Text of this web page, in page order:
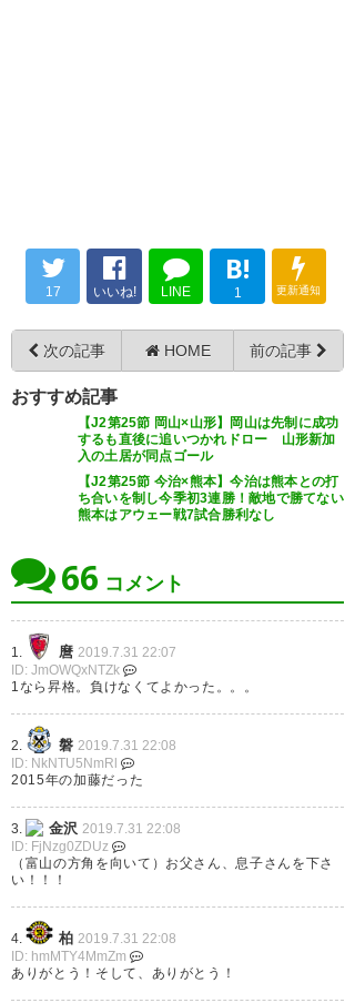
ガ同点！小屋松！！ 7月負け無
し！今年は違うね
— りく@高校サッカー
(Riku_kokosoccer)2019, 7月 31
さすがに辛い、立ち上がれん
#zweigen #ツエーゲン金沢
— at (atnk86)2019, 7月 31
負け試合引き分けに出来てよか
った。選手の皆さん、金沢まで
遠征したサポーターの皆さんお
— ちひろっそ™ (ChihiRosso_k)
2019, 7月 31
一美→小屋松⚽ #京都サンガ
す！ しかし、選手たちは最後ま
で熱いプレーをみせてくれまし
た！次節こそ勝利を掴…
https://t.co/f5c2NQ3RaH
— ツエーゲン金沢
(zweigen_staff)2019, 7月 31
ー… またもやドローゲン… ここ
で勝ちきれないチームと追い付
くチームの差が今の順位か。 次
は垣田、永遠で2点取って勝ちき
サンガ
https://t.co/EDaGckLreU
— 東川清文 (k_higashikawa)
2019, 7月 31
17 いいね! LINE
B!
1 更新通知
次の記事 HOME 前の記事
おすすめ記事
【J2第25節 岡山×山形】岡山は先制に成功
するも直後に追いつかれドロー 山形新加
入の土居が同点ゴール
【J2第25節 今治×熊本】今治は熊本との打
ち合いを制し今季初3連勝！敵地で勝てない
熊本はアウェー戦7試合勝利なし
66 コメント
1. 麿 2019.7.31 22:07
ID: JmOWQxNTZk
1なら昇格。負けなくてよかった。。。
2. 磐 2019.7.31 22:08
ID: NkNTU5NmRl
2015年の加藤だった
3. 金沢 2019.7.31 22:08
ID: FjNzg0ZDUz
（富山の方角を向いて）お父さん、息子さんを下さ
い！！！
4. 柏 2019.7.31 22:08
ID: hmMTY4MmZm
ありがとう！そして、ありがとう！